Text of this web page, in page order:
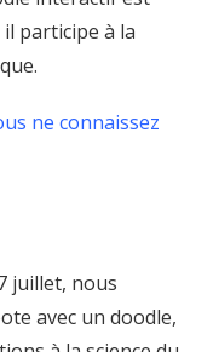
participe à la
ne connaissez
juillet, nous
avec un doodle,